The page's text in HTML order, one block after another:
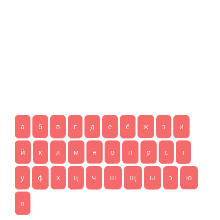
а б в г д е ё ж з и
й к л м н о п р с т
у ф х ц ч ш щ ы э ю
я